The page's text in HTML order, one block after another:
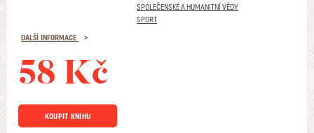
SPOLEČENSKÉ A HUMANITNÍ VĚDY
SPORT
DALŠÍ INFORMACE
58 Kč
KOUPIT KNIHU